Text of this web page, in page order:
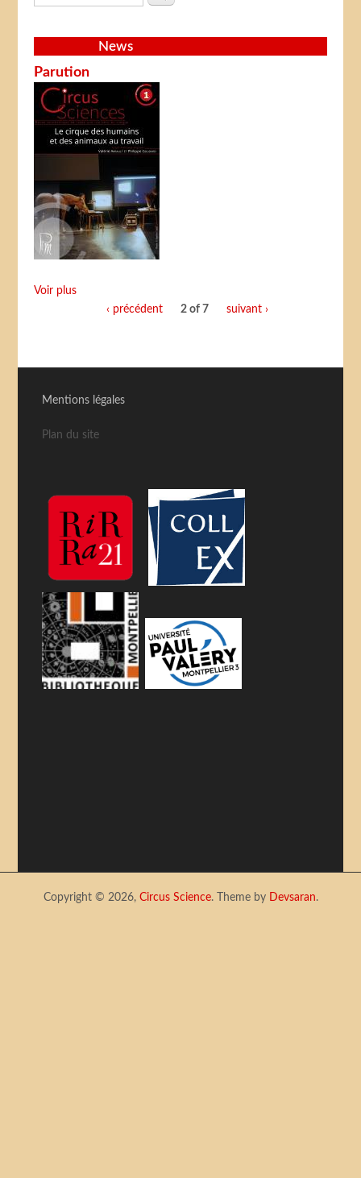
News
Parution
Voir plus
‹ précédent
2 of 7 suivant ›
Mentions légales
Plan du site
Copyright © 2026, Circus Science. Theme by Devsaran.